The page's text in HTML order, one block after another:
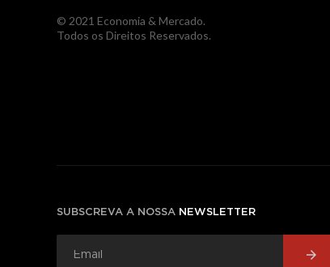
© 2021 Economia & Mercado.
Todos os Direitos Reservados.
SUBSCREVA A NOSSA NEWSLETTER